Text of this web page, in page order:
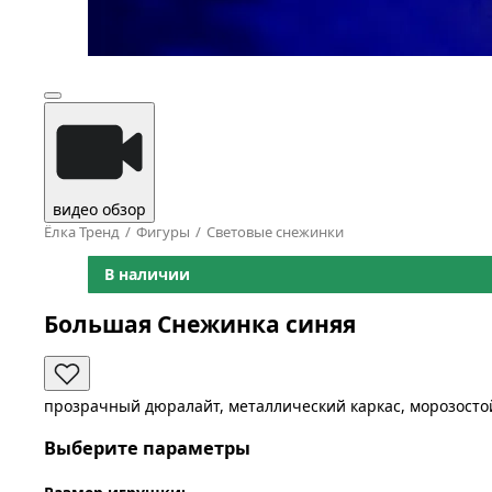
видео обзор
Ёлка Тренд Фигуры Световые снежинки
В наличии
Большая Снежинка синяя
прозрачный дюралайт, металлический каркас,
Выберите параметры